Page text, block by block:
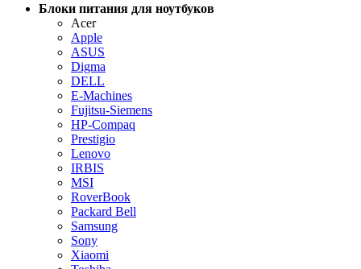
Блоки питания для ноутбуков
Acer
Apple
ASUS
Digma
DELL
E-Machines
Fujitsu-Siemens
HP-Compaq
Prestigio
Lenovo
IRBIS
MSI
RoverBook
Packard Bell
Samsung
Sony
Xiaomi